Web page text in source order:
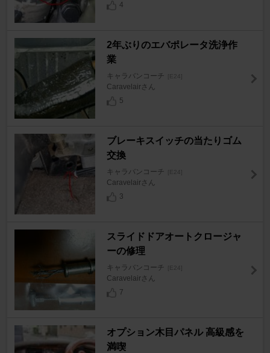
4
2年ぶりのエバポレータ洗浄作
業
キャラバンコーチ [E24]
Caravelairさん
5
ブレーキスイッチの当たりゴム
交換
キャラバンコーチ [E24]
Caravelairさん
3
スライドドアオートクロージャ
ーの修理
キャラバンコーチ [E24]
Caravelairさん
7
オプション木目パネル 高級感を
満喫